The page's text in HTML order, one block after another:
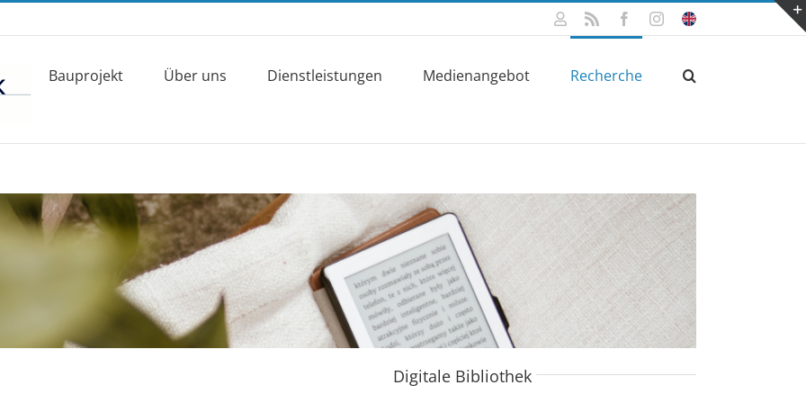
Mein
Konto
FacebookInstagram
Click
for
Bauprojekt Über uns Dienstleistungen Medienangebot Recherche
Digitale Bibliothek